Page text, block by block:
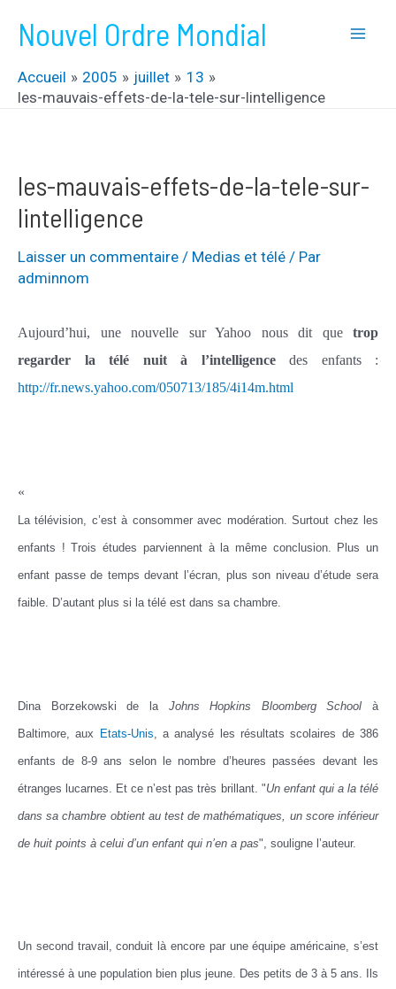
contenu
Nouvel Ordre Mondial
Accueil 2005 juillet
13
les-mauvais-effets-de-la-tele-sur-lintelligence
les-mauvais-effets-de-la-tele-sur-
lintelligence
Laisser un commentaire / Medias et télé / Par
adminnom
Aujourd’hui, une nouvelle sur Yahoo nous dit que trop
regarder la télé nuit à l’intelligencedes enfants :
http://fr.news.yahoo.com/050713/185/4i14m.html
«
La télévision, c’est à consommer avec modération. Surtout chez les
enfants ! Trois études parviennent à la même conclusion. Plus un
enfant passe de temps devant l’écran, plus son niveau d’étude sera
faible. D’autant plus si la télé est dans sa chambre.
Dina Borzekowski de la Johns Hopkins Bloomberg School à
Baltimore, aux Etats-Unis , a analysé les résultats scolaires de 386
enfants de 8-9 ans selon le nombre d’heures passées devant les
étranges lucarnes. Et ce n’est pas très brillant. "Un enfant qui a la télé
dans sa chambre obtient au test de mathématiques, un score inférieur
de huit points à celui d’un enfant qui n’en a pas", souligne l’auteur.
Un second travail, conduit là encore par une équipe américaine, s’est
intéressé à une population bien plus jeune. Des petits de 3 à 5 ans. Ils